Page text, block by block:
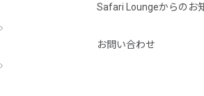
Safari Loungeからのお
お問い合わせ